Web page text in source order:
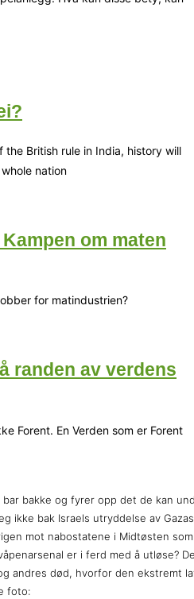
the British rule in India, history will
nation
om maten
for matindustrien?
randen av verdens
Forent. En Verden som er Forent
bakke og fyrer opp det de kan
ikke bak Israels utryddelse av Gazas
mot nabostatene i Midtøsten som
er i ferd med å utløse?
andres død, hvorfor den ekstremt
foto: